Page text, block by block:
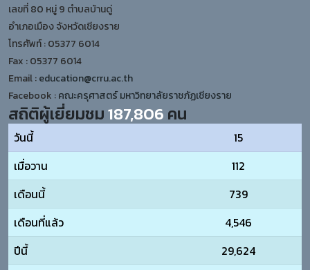
เลขที่ 80 หมู่ 9 ตำบลบ้านดู่
อำเภอเมือง จังหวัดเชียงราย
โทรศัพท์ : 05377 6014
Fax : 05377 6014
Email :education@crru.ac.th
Facebook :คณะครุศาสตร์ มหาวิทยาลัยราชภัฏเชียงราย
สถิติผู้เยี่ยมชม187,806 คน
วันนี้
15
เมื่อวาน
112
เดือนนี้
739
เดือนที่แล้ว
4,546
ปีนี้
29,624